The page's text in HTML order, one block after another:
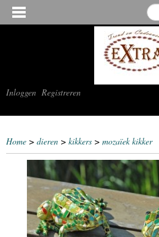
Inloggen Registreren
Home > dieren > kikkers > mozaïek kikker